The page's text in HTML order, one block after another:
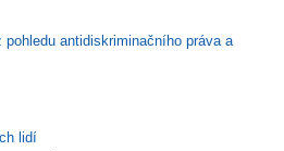
pohledu antidiskriminačního práva a
lidí